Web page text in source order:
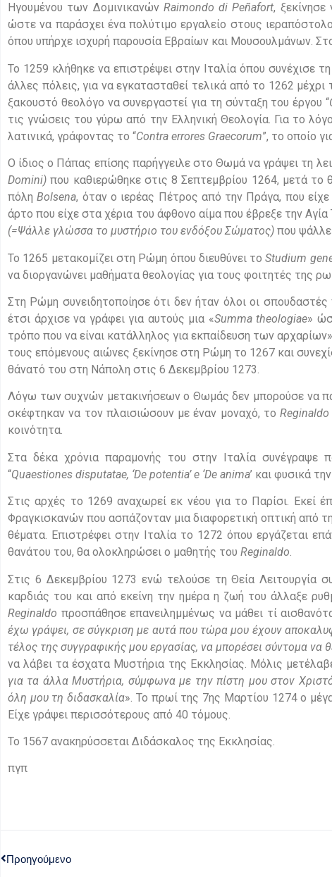
Ηγουμένου των Δομινικανών Raimondo diPeñafort, ξεκίνησε
ώστε να παράσχει ένα πολύτιμο εργαλείο στους
όπου υπήρχε ισχυρή παρουσία Εβραίων και Μουσουλμάνων.
Το 1259 κλήθηκε να επιστρέψει στην Ιταλία όπου συνέχισε
άλλες πόλεις, για να εγκατασταθεί τελικά από το 1262
ξακουστό θεολόγο να συνεργαστεί για τη σύνταξη του έργου “
τις γνώσεις του γύρω από την Ελληνική Θεολογία. Για το
λατινικά, γράφοντας το “Contra errores Graecorum”, το οποίο
Ο ίδιος ο Πάπας επίσης παρήγγειλε στο Θωμά να γράψει τη
Domini) που καθιερώθηκε στις 8 Σεπτεμβρίου 1264, μετά
πόληBolsena, όταν ο ιερέας Πέτρος από την Πράγα, που είχε
άρτο που είχε στα χέρια του άφθονο αίμα που έβρεξε την
(=Ψάλλε γλώσσα το μυστήριο του ενδόξου Σώματος) που
Το 1265 μετακομίζει στη Ρώμη όπου διευθύνει τοStudium
να διοργανώνει μαθήματα θεολογίας για τους φοιτητές της
Στη Ρώμη συνειδητοποίησε ότι δεν ήταν όλοι οι σπουδαστές
έτσι άρχισε να γράφει για αυτούς μια «Summa theologiae»
τρόπο που να είναι κατάλληλος για εκπαίδευση των
τους επόμενους αιώνες ξεκίνησε στη Ρώμη το 1267 και
θάνατό του στη Νάπολη στις 6 Δεκεμβρίου 1273.
Λόγω των συχνών μετακινήσεων ο Θωμάς δεν μπορούσε να
σκέφτηκαν να τον πλαισιώσουν με έναν μοναχό, το Reginaldo
κοινότητα.
Στα δέκα χρόνια παραμονής του στην Ιταλία συνέγραψε
“Quaestiones disputatae, ‘De potentia’e ‘De anima’ και φυσικά
Στις αρχές το 1269 αναχωρεί εκ νέου για το Παρίσι. Εκεί
Φραγκισκανών που ασπάζονταν μια διαφορετική οπτική από
θέματα. Επιστρέφει στην Ιταλία το 1272 όπου εργάζεται
θανάτου του, θα ολοκληρώσει ο μαθητής του Reginaldo.
Στις 6 Δεκεμβρίου 1273 ενώ τελούσε τη Θεία Λειτουργία
καρδιάς του και από εκείνη την ημέρα η ζωή του άλλαξε
Reginaldo προσπάθησε επανειλημμένως να μάθει τί
έχω γράψει, σε σύγκριση με αυτά που τώρα μου έχουν
τέλος της συγγραφικής μου εργασίας, να μπορέσει σύντομα να
να λάβει τα έσχατα Μυστήρια της Εκκλησίας. Μόλις
για τα άλλα Μυστήρια, σύμφωνα με την πίστη μου στον
όλη μου τη διδασκαλία». Το πρωί της 7ης Μαρτίου 1274 ο
Είχε γράψει περισσότερους από 40 τόμους.
Το 1567 ανακηρύσσεται Διδάσκαλος της Εκκλησίας.
πγπ
Προηγούμενο